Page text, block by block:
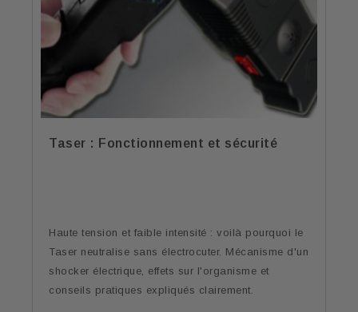
Taser : Fonctionnement et sécurité
Haute tension et faible intensité : voilà pourquoi le
Taser neutralise sans électrocuter. Mécanisme d'un
shocker électrique, effets sur l'organisme et
conseils pratiques expliqués clairement.